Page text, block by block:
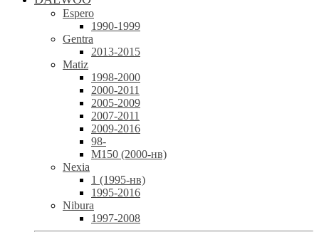
Espero
1990-1999
Gentra
2013-2015
Matiz
1998-2000
2000-2011
2005-2009
2007-2011
2009-2016
98-
М150 (2000-нв)
Nexia
1 (1995-нв)
1995-2016
Nibura
1997-2008